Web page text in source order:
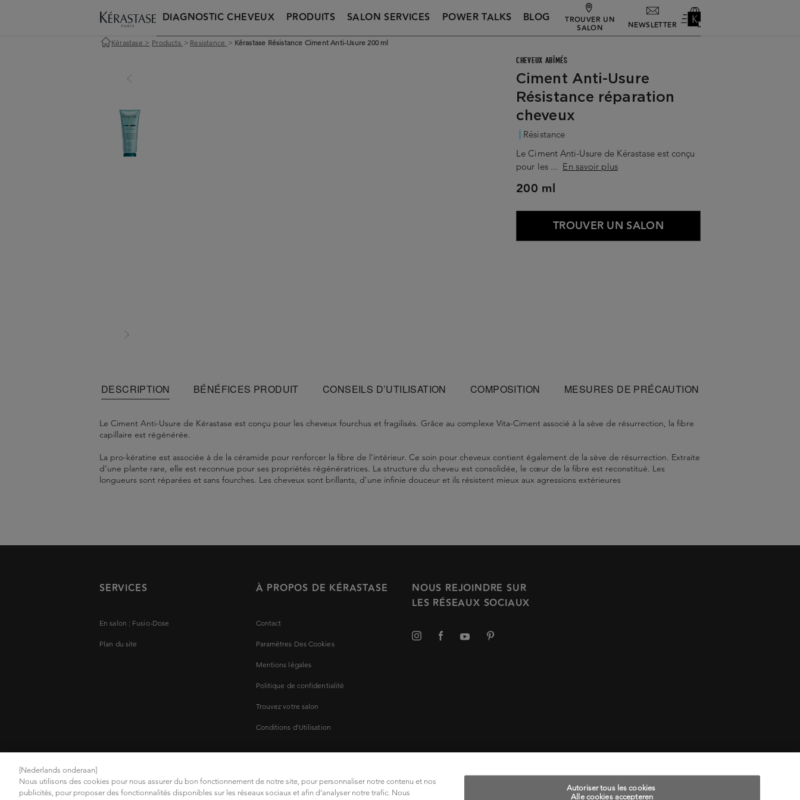
DIAGNOSTIC CHEVEUX PRODUITS SALON SERVICES POWER TALKS BLOG TROUVER UN
SALON NEWSLETTER
Kérastase > Products > Resistance > Kérastase Résistance Ciment Anti-Usure 200 ml
CHEVEUX ABÎMÉS
Ciment Anti-Usure
Résistance réparation
cheveux
Résistance
Le Ciment Anti-Usure de Kérastase est conçu
pour les ... En savoir plus
200 ml
TROUVER UN SALON
DESCRIPTION BÉNÉFICES PRODUIT CONSEILS D’UTILISATION COMPOSITION MESURES DE PRÉCAUTION
Le Ciment Anti-Usure de Kérastase est conçu pour les cheveux fourchus et fragilisés. Grâce au complexe Vita-Ciment associé à la sève de résurrection, la fibre
capillaire est régénérée.
La pro-kératine est associée à de la céramide pour renforcer la fibre de l’intérieur. Ce soin pour cheveux contient également de la sève de résurrection. Extraite
d’une plante rare, elle est reconnue pour ses propriétés régénératrices. La structure du cheveu est consolidée, le cœur de la fibre est reconstitué. Les
longueurs sont réparées et sans fourches. Les cheveux sont brillants, d’une infinie douceur et ils résistent mieux aux agressions extérieures
SERVICES
En salon : Fusio-Dose
Plan du site
À PROPOS DE KÉRASTASE
Contact
Paramètres Des Cookies
Mentions légales
Politique de confidentialité
Trouvez votre salon
Conditions d'Utilisation
NOUS REJOINDRE SUR
LES RÉSEAUX SOCIAUX
Choisissez votre pays/région
[Nederlands onderaan]
Nous utilisons des cookies pour nous assurer du bon fonctionnement de notre site, pour personnaliser notre contenu et nos
publicités, pour proposer des fonctionnalités disponibles sur les réseaux sociaux et afin d’analyser notre trafic. Nous
Autoriser tous les cookies
Alle cookies accepteren